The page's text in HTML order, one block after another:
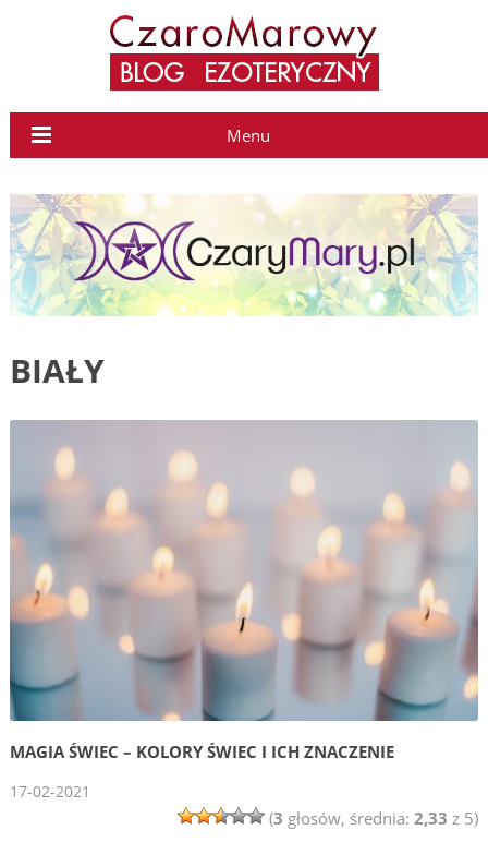
Menu
BIAŁY
MAGIA ŚWIEC – KOLORY ŚWIEC I ICH ZNACZENIE
17-02-2021
(3 głosów, średnia: 2,33 z 5)